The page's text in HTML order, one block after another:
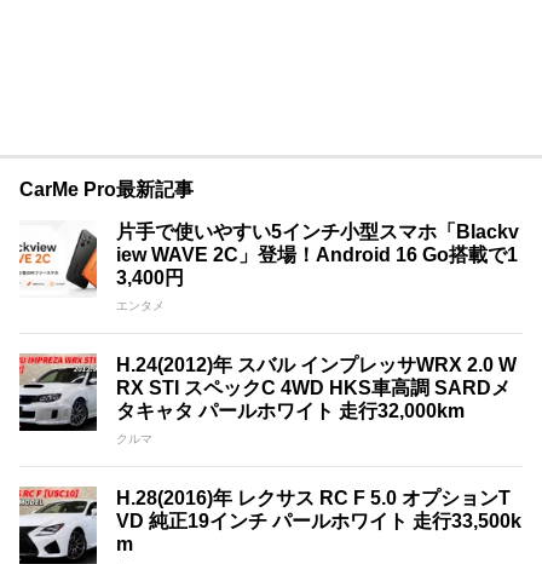
CarMe Pro最新記事
片手で使いやすい5インチ小型スマホ「Blackv
iew WAVE 2C」登場！Android 16 Go搭載で1
3,400円
エンタメ
H.24(2012)年 スバル インプレッサWRX 2.0 W
RX STI スペックC 4WD HKS車高調 SARDメ
タキャタ パールホワイト 走行32,000km
クルマ
H.28(2016)年 レクサス RC F 5.0 オプションT
VD 純正19インチ パールホワイト 走行33,500k
m